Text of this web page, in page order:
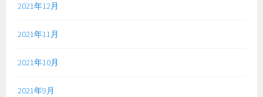
2021年12月
2021年11月
2021年10月
2021年9月